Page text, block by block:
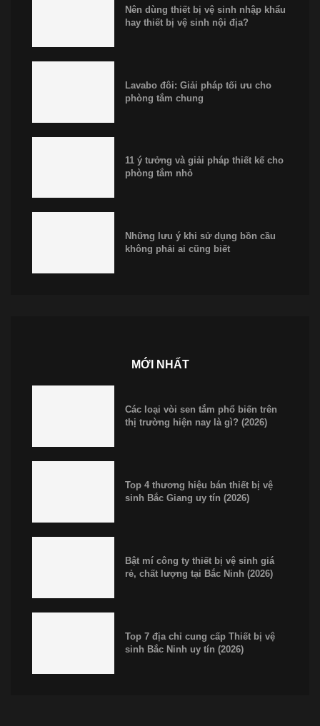
Nên dùng thiết bị vệ sinh nhập khẩu
hay thiết bị vệ sinh nội địa?
Lavabo đôi: Giải pháp tối ưu cho
phòng tắm chung
11 ý tưởng và giải pháp thiết kế cho
phòng tắm nhỏ
Những lưu ý khi sử dụng bồn cầu
không phải ai cũng biết
MỚI NHẤT
Các loại vòi sen tắm phổ biến trên
thị trường hiện nay là gì? (2026)
Top 4 thương hiệu bán thiết bị vệ
sinh Bắc Giang uy tín (2026)
Bật mí công ty thiết bị vệ sinh giá
rẻ, chất lượng tại Bắc Ninh (2026)
Top 7 địa chỉ cung cấp Thiết bị vệ
sinh Bắc Ninh uy tín (2026)